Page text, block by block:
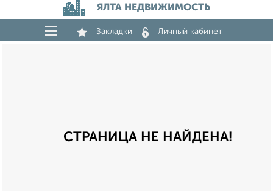
ЯЛТА НЕДВИЖИМОСТЬ
Закладки Личный кабинет
СТРАНИЦА НЕ НАЙДЕНА!